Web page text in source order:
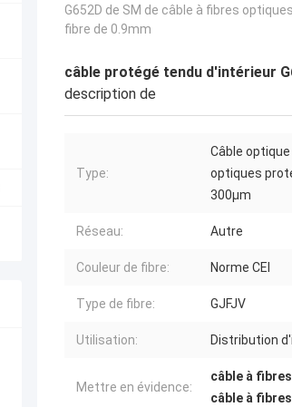
G652D de SM de câble à fibres
fibre de 0.9mm
câble protégé tendu d'intérieur
description de
Type:
Câble
optiques
300μm
Réseau: Autre
Couleur de fibre: Norme CEI
Type de fibre: GJFJV
Utilisation: Distribution
Mettre en évidence:
câble à
câble à